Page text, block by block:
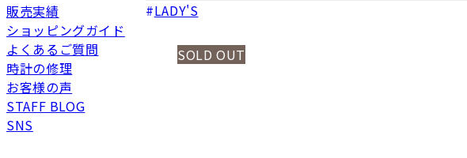
販売実績
ショッピングガイド
よくあるご質問
時計の修理
お客様の声
STAFF BLOG
SNS
LADY'S
SOLD OUT